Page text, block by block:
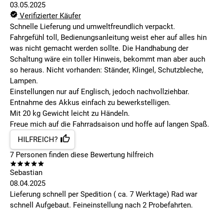
03.05.2025
Verifizierter Käufer
Schnelle Lieferung und umweltfreundlich verpackt.
Fahrgefühl toll, Bedienungsanleitung weist eher auf alles hin
was nicht gemacht werden sollte. Die Handhabung der
Schaltung wäre ein toller Hinweis, bekommt man aber auch
so heraus. Nicht vorhanden: Ständer, Klingel, Schutzbleche,
Lampen.
Einstellungen nur auf Englisch, jedoch nachvollziehbar.
Entnahme des Akkus einfach zu bewerkstelligen.
Mit 20 kg Gewicht leicht zu Händeln.
Freue mich auf die Fahrradsaison und hoffe auf langen Spaß.
HILFREICH?
7 Personen finden diese Bewertung hilfreich
Sebastian
08.04.2025
Lieferung schnell per Spedition ( ca. 7 Werktage) Rad war
schnell Aufgebaut. Feineinstellung nach 2 Probefahrten.